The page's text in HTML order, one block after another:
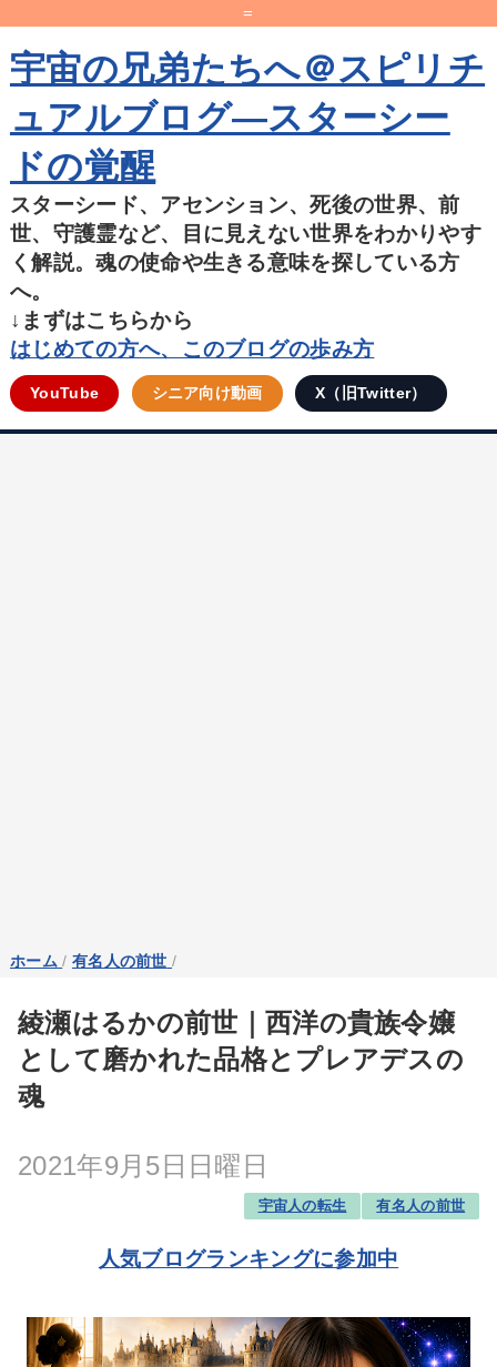
=
宇宙の兄弟たちへ＠スピリチ
ュアルブログ―スターシー
ドの覚醒
スターシード、アセンション、死後の世界、前
世、守護霊など、目に見えない世界をわかりやす
く解説。魂の使命や生きる意味を探している方
へ。
↓まずはこちらから
はじめての方へ、このブログの歩み方
YouTube シニア向け動画 X（旧Twitter）
ホーム / 有名人の前世 /
綾瀬はるかの前世｜西洋の貴族令嬢
として磨かれた品格とプレアデスの
魂
2021年9月5日日曜日
宇宙人の転生 有名人の前世
人気ブログランキングに参加中